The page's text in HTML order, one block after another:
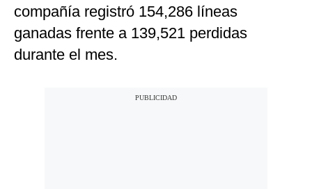
compañía registró 154,286 líneas
ganadas frente a 139,521 perdidas
durante el mes.